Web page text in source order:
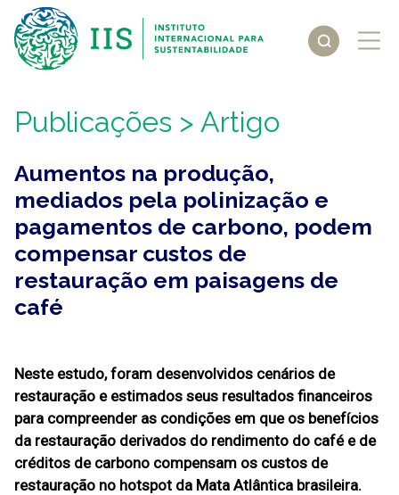
Publicações > Artigo
Aumentos na produção,
mediados pela polinização e
pagamentos de carbono, podem
compensar custos de
restauração em paisagens de
café
Neste estudo, foram desenvolvidos cenários de
restauração e estimados seus resultados financeiros
para compreender as condições em que os benefícios
da restauração derivados do rendimento do café e de
créditos de carbono compensam os custos de
restauração no hotspot da Mata Atlântica brasileira.